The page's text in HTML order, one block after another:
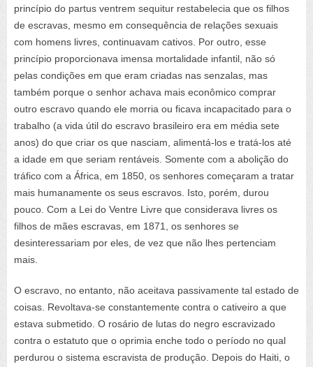
princípio do partus ventrem sequitur restabelecia que os filhos
de escravas, mesmo em consequência de relações sexuais
com homens livres, continuavam cativos. Por outro, esse
princípio proporcionava imensa mortalidade infantil, não só
pelas condições em que eram criadas nas senzalas, mas
também porque o senhor achava mais econômico comprar
outro escravo quando ele morria ou ficava incapacitado para o
trabalho (a vida útil do escravo brasileiro era em média sete
anos) do que criar os que nasciam, alimentá-los e tratá-los até
a idade em que seriam rentáveis. Somente com a abolição do
tráfico com a África, em 1850, os senhores começaram a tratar
mais humanamente os seus escravos. Isto, porém, durou
pouco. Com a Lei do Ventre Livre que considerava livres os
filhos de mães escravas, em 1871, os senhores se
desinteressariam por eles, de vez que não lhes pertenciam
mais.
O escravo, no entanto, não aceitava passivamente tal estado de
coisas. Revoltava-se constantemente contra o cativeiro a que
estava submetido. O rosário de lutas do negro escravizado
contra o estatuto que o oprimia enche todo o período no qual
perdurou o sistema escravista de produção. Depois do Haiti, o